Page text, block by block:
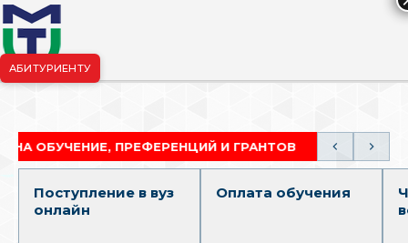
АБИТУРИЕНТУ
ПРЕФЕРЕНЦИЙ И ГРАНТОВ
Поступление в вуз
онлайн
Оплата обучения